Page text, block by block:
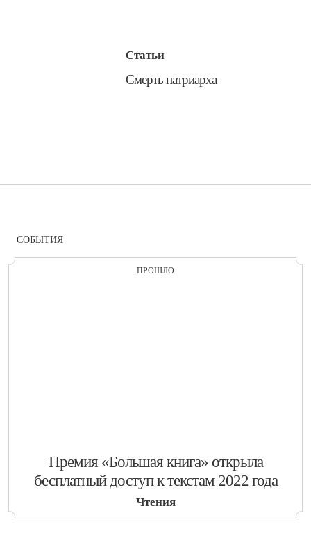
Статьи
​Смерть патриарха
СОБЫТИЯ
ПРОШЛО
​Премия «Большая книга» открыла
бесплатный доступ к текстам 2022 года
Чтения